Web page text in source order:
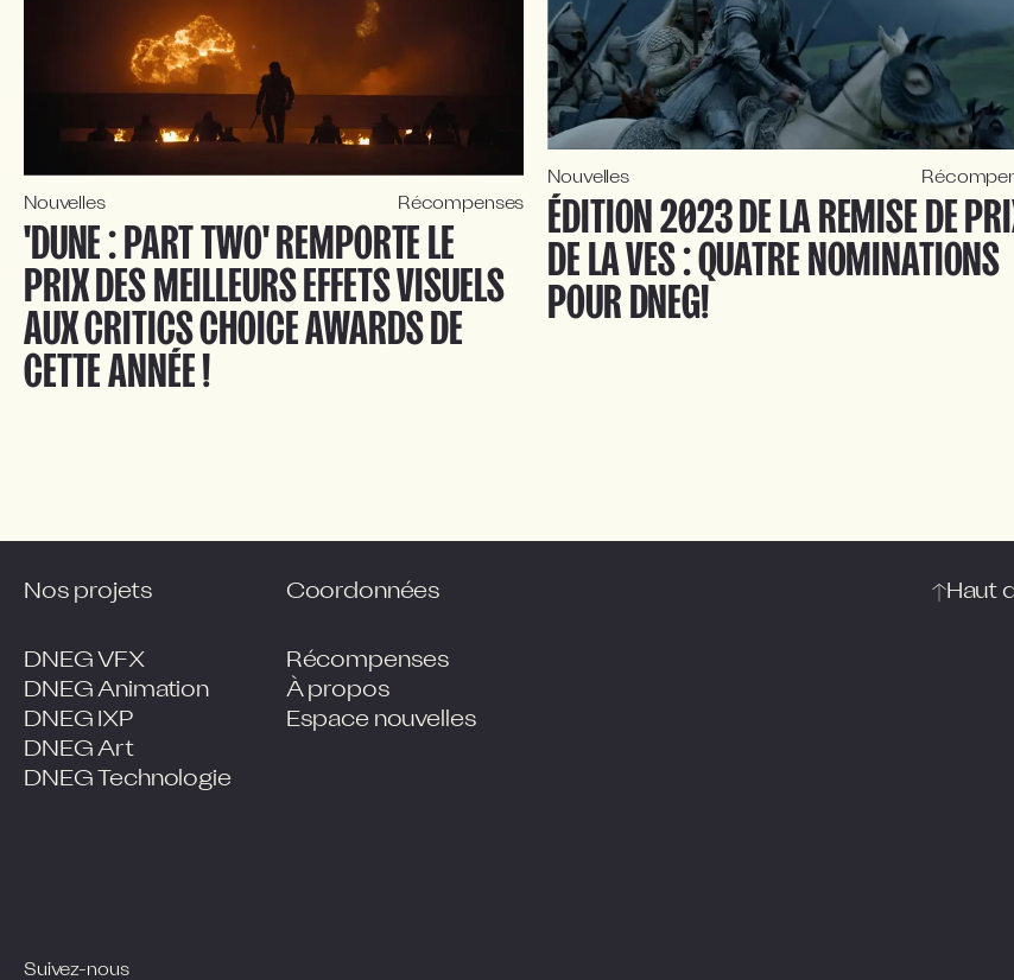
Nouvelles Récompenses
'DUNE : PART TWO' REMPORTE LE
PRIX DES MEILLEURS EFFETS VISUELS
AUX CRITICS CHOICE AWARDS DE
CETTE ANNÉE !
Nouvelles
ÉDITION 2023 DE LA REMISE DE
DE LA VES : QUATRE NOMINATIONS
POUR DNEG!
Nos projets
DNEG VFX
DNEG Animation
DNEG IXP
DNEG Art
DNEG Technologie
Coordonnées
Récompenses
À propos
Espace nouvelles
Haut
Suivez-nous